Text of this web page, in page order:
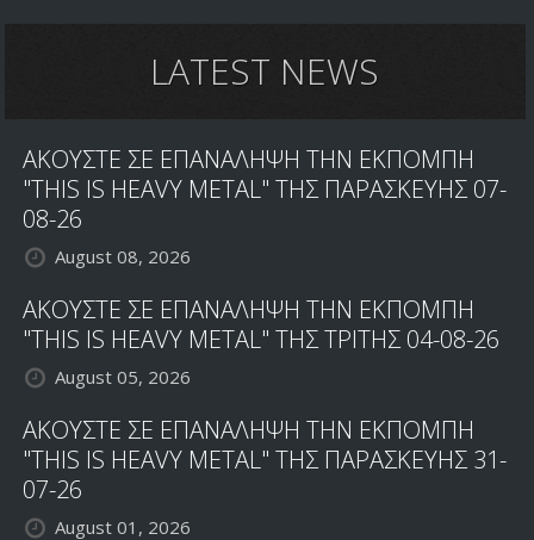
DIMENSIONAL"
ΤΟΥΣ
ΑΛΜΠΟΥΜ
LATEST NEWS
ΑΚΟΥΣΤΕ ΣΕ ΕΠΑΝΑΛΗΨΗ ΤΗΝ ΕΚΠΟΜΠΗ
"THIS IS HEAVY METAL" ΤΗΣ ΠΑΡΑΣΚΕΥΗΣ 07-
08-26
August 08, 2026
ΑΚΟΥΣΤΕ ΣΕ ΕΠΑΝΑΛΗΨΗ ΤΗΝ ΕΚΠΟΜΠΗ
"THIS IS HEAVY METAL" ΤΗΣ ΤΡΙΤΗΣ 04-08-26
August 05, 2026
ΑΚΟΥΣΤΕ ΣΕ ΕΠΑΝΑΛΗΨΗ ΤΗΝ ΕΚΠΟΜΠΗ
"THIS IS HEAVY METAL" ΤΗΣ ΠΑΡΑΣΚΕΥΗΣ 31-
07-26
August 01, 2026